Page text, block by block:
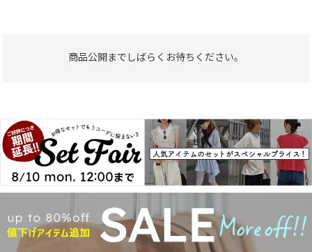
商品タイプ
ORIGINAL HIT ITEM
カラー
商品公開までしばらくお待ちください。